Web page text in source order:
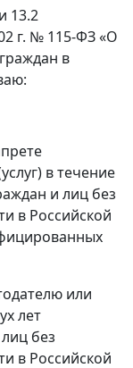
13.2
г. № 115-ФЗ «О
в
в течение
и лиц без
в Российской
или
лет
без
в Российской